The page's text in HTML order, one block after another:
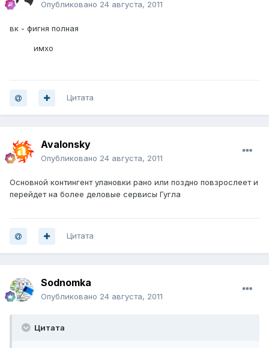
Опубликовано 24 августа, 2011
вк - фигня полная
имхо
Цитата
Avalonsky
Опубликовано 24 августа, 2011
Основной контингент улановки рано или поздно повзрослеет и
перейдет на более деловые сервисы Гугла
Цитата
Sodnomka
Опубликовано 24 августа, 2011
Цитата